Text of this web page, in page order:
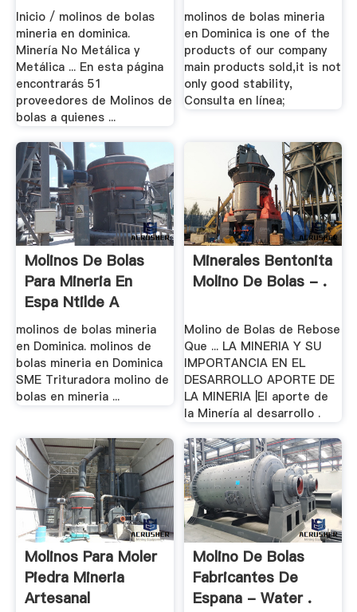
Inicio / molinos de bolas
mineria en dominica.
Minería No Metálica y
Metálica ... En esta página
encontrarás 51
proveedores de Molinos de
bolas a quienes ...
molinos de bolas mineria
en Dominica is one of the
products of our company
main products sold,it is not
only good stability,
Consulta en línea;
Molinos De Bolas
Para Mineria En
Espa Ntilde A
molinos de bolas mineria
en Dominica. molinos de
bolas mineria en Dominica
SME Trituradora molino de
bolas en mineria ...
Minerales Bentonita
Molino De Bolas - .
Molino de Bolas de Rebose
Que ... LA MINERIA Y SU
IMPORTANCIA EN EL
DESARROLLO APORTE DE
LA MINERIA |El aporte de
la Minería al desarrollo .
Molinos Para Moler
Piedra Mineria
Artesanal
Molino De Bolas
Fabricantes De
Espana - Water .